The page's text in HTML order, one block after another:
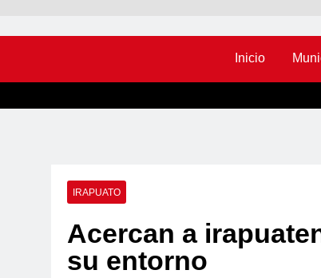
Inicio
IRAPUATO
Acercan a
su entorno